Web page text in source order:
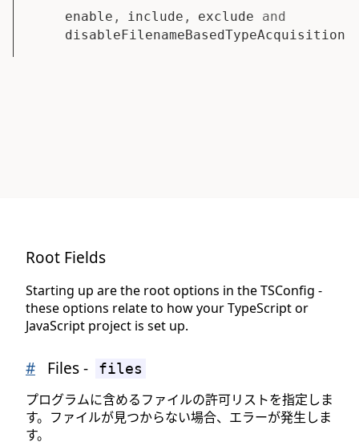
enable , include , exclude and
disableFilenameBasedTypeAcquisition
Root Fields
Starting up are the root options in the TSConfig -
these options relate to how your TypeScript or
JavaScript project is set up.
# Files - files
プログラムに含めるファイルの許可リストを指定しま
す。ファイルが見つからない場合、エラーが発生しま
す。